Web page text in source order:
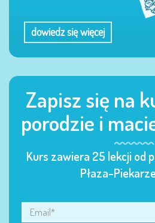
dowiedz się więcej
Zapisz się na
porodzie i
Kurs zawiera 25 lekcji od
Płaza-